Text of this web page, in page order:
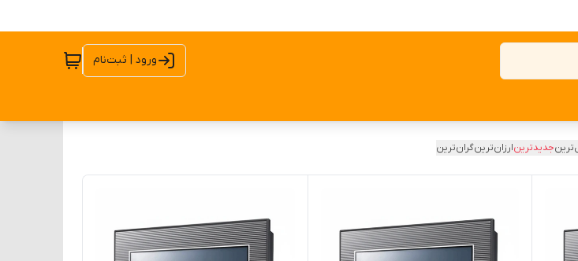
ورود | ثبت‌نام
جدیدترینارزان‌ترینگران‌ترین